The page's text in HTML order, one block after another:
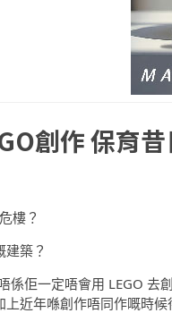
創作 保育
樓？
築？
係佢一定唔會用 LEGO 去
近年喺創作唔同作嘅時